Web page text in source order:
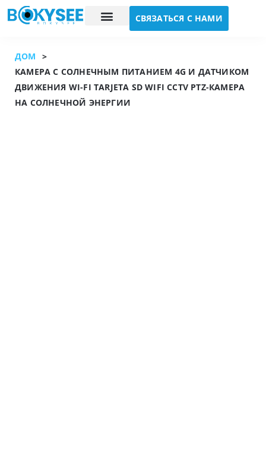
СВЯЗАТЬСЯ С НАМИ
ДОМ
>
КАМЕРА С СОЛНЕЧНЫМ ПИТАНИЕМ 4G И ДАТЧИКОМ
ДВИЖЕНИЯ WI-FI TARJETA SD WIFI CCTV PTZ-КАМЕРА
НА СОЛНЕЧНОЙ ЭНЕРГИИ